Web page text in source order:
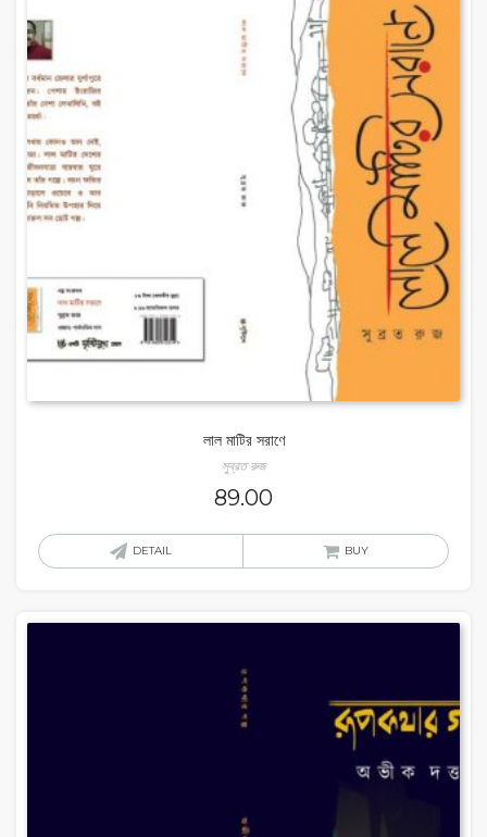
লাল মাটির সরাণে
সুব্রত রুজ
89.00
DETAIL BUY